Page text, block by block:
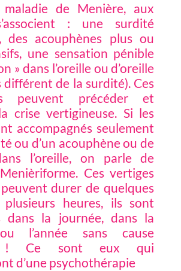
de Menière, aux
: une surdité
des acouphènes plus ou
une sensation pénible
» dans l’oreille ou d’oreille
différent de la surdité). Ces
peuvent précéder et
crise vertigineuse. Si les
accompagnés seulement
ou d’un acouphène ou de
l’oreille, on parle de
Ces vertiges
durer de quelques
heures, ils sont
dans la journée, dans la
l’année sans cause
! Ce sont eux qui
d’une psychothérapie